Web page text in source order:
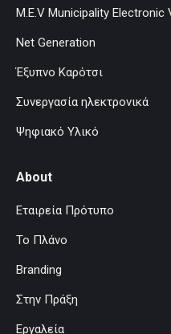
M.E.V Municipality Electronic
Net Generation
Έξυπνο Καρότσι
Συνεργασία ηλεκτρονικά
Ψηφιακό Υλικό
About
Εταιρεία Πρότυπο
Το Πλάνο
Branding
Στην Πράξη
Εργαλεία